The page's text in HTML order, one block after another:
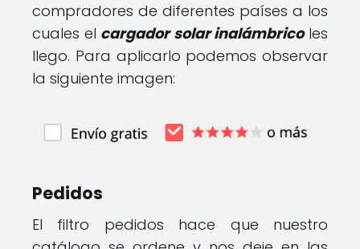
compradores de diferentes países a los
cuales el cargador solar inalámbricoles
llego. Para aplicarlo podemos observar
la siguiente imagen:
Pedidos
El filtro pedidos hace que nuestro